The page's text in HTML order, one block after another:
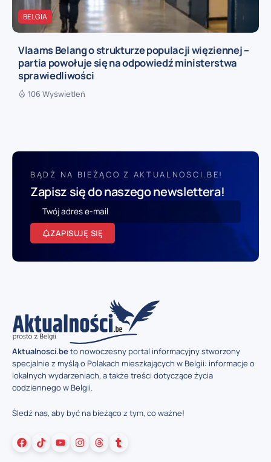
BELGIA
Vlaams Belang o strukturze populacji więziennej –
partia powołuje się na odpowiedź ministerstwa
sprawiedliwości
106 Wyświetleń
BĄDŹ NA BIEŻĄCO Z AKTUALNOSCI.BE!
Zapisz się do naszego newslettera!
ZAPISUJĘ SIĘ
Aktualnosci.beto nowoczesny portal informacyjny stworzony
specjalnie z myślą o Polakach mieszkających w Belgii: informacje o
lokalnych wydarzeniach, a także treści dotyczące życia
codziennego w Belgii.
Śledź nas, aby być na bieżąco z tym, co ważne!